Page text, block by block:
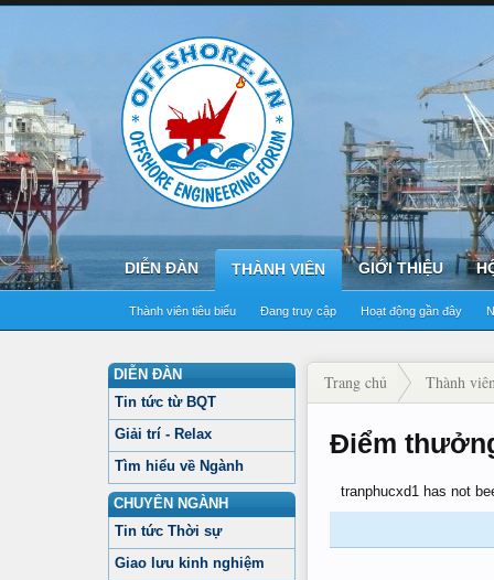
DIỄN ĐÀN THÀNH VIÊN
Thành viên tiêu biểu Đang truy cập Hoạt động gần đây
GIỚI THIỆU
DIỄN ĐÀN
Tin tức từ BQT
Giải trí - Relax
Tìm hiểu về Ngành
CHUYÊN NGÀNH
Tin tức Thời sự
Giao lưu kinh nghiệm
Trang chủ Thành
Điểm
tranphucxd1 has not